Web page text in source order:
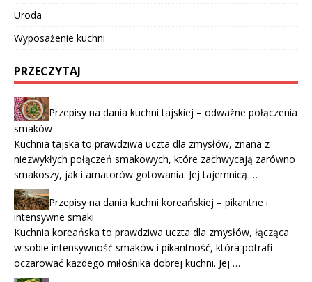
Uroda
Wyposażenie kuchni
PRZECZYTAJ
Przepisy na dania kuchni tajskiej – odważne połączenia
smaków
Kuchnia tajska to prawdziwa uczta dla zmysłów, znana z
niezwykłych połączeń smakowych, które zachwycają zarówno
smakoszy, jak i amatorów gotowania. Jej tajemnicą …
Przepisy na dania kuchni koreańskiej – pikantne i
intensywne smaki
Kuchnia koreańska to prawdziwa uczta dla zmysłów, łącząca
w sobie intensywność smaków i pikantność, która potrafi
oczarować każdego miłośnika dobrej kuchni. Jej …